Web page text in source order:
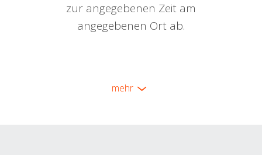
zur angegebenen Zeit am
angegebenen Ort ab.
mehr